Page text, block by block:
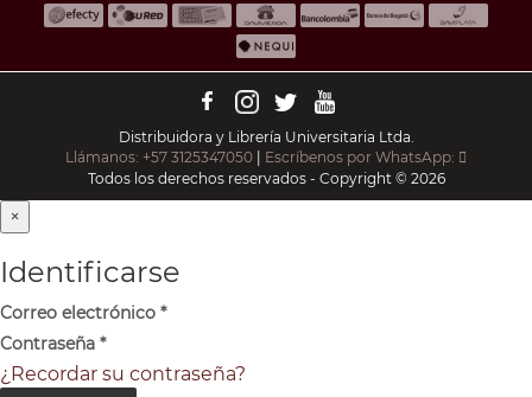
Distribuidora y Librería Universitaria Ltda.
Llámanos: +57 3125347050 | Escríbenos por WhatsApp:
Todos los derechos reservados - Copyright © 2026
×
Identificarse
Correo electrónico *
Contraseña *
¿Recordar su contraseña?